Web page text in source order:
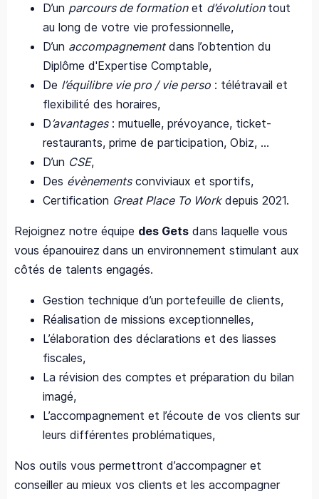
D’un parcours de formationet d’évolution tout
au long de votre vie professionnelle,
D’un accompagnementdans l’obtention du
Diplôme d'Expertise Comptable,
De l’équilibre vie pro / vie perso : télétravail et
flexibilité des horaires,
D’avantages: mutuelle, prévoyance, ticket-
restaurants, prime de participation, Obiz, ...
D’un CSE,
Des évènementsconviviaux et sportifs,
Certification Great Place To Workdepuis 2021.
Rejoignez notre équipe des Gets dans laquelle vous
vous épanouirez dans un environnement stimulant aux
côtés de talents engagés.
Gestion technique d’un portefeuille de clients,
Réalisation de missions exceptionnelles,
L’élaboration des déclarations et des liasses
fiscales,
La révision des comptes et préparation du bilan
imagé,
L’accompagnement et l’écoute de vos clients sur
leurs différentes problématiques,
Nos outils vous permettront d’accompagner et
conseiller au mieux vos clients et les accompagner